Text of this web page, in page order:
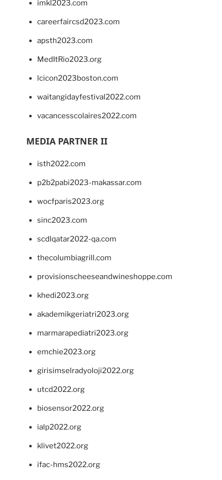
imkl2023.com
careerfaircsd2023.com
apsth2023.com
MedItRio2023.org
lcicon2023boston.com
waitangidayfestival2022.com
vacancesscolaires2022.com
MEDIA PARTNER II
isth2022.com
p2b2pabi2023-makassar.com
wocfparis2023.org
sinc2023.com
scdlqatar2022-qa.com
thecolumbiagrill.com
provisionscheeseandwineshoppe.com
khedi2023.org
akademikgeriatri2023.org
marmarapediatri2023.org
emchie2023.org
girisimselradyoloji2022.org
utcd2022.org
biosensor2022.org
ialp2022.org
klivet2022.org
ifac-hms2022.org